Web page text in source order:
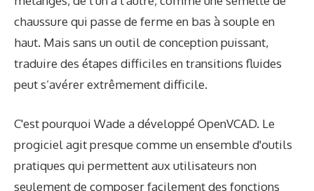
chaussure qui passe de ferme en bas à souple en
haut. Mais sans un outil de conception puissant,
traduire des étapes difficiles en transitions fluides
peut s’avérer extrêmement difficile.
C'est pourquoi Wade a développé OpenVCAD. Le
progiciel agit presque comme un ensemble d'outils
pratiques qui permettent aux utilisateurs non
seulement de composer facilement des fonctions